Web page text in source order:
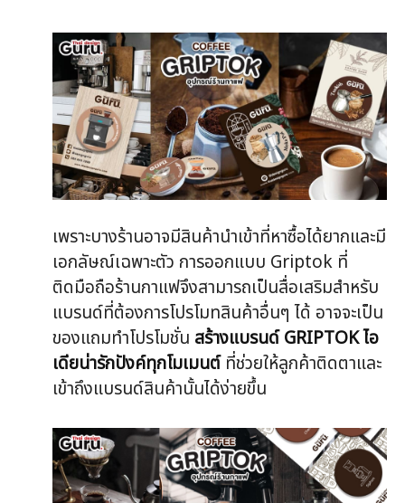
เพราะบางร้านอาจมีสินค้านำเข้าที่หาซื้อได้ยากและมี
เอกลัษณ์เฉพาะตัว การออกแบบ Griptok ที่
ติดมือถือร้านกาแฟจึงสามารถเป็นสื่อเสริมสำหรับ
แบรนด์ที่ต้องการโปรโมทสินค้าอื่นๆ ได้ อาจจะเป็น
ของแถมทำโปรโมชั่น สร้างแบรนด์ GRIPTOK ไอ
เดียน่ารักปังค์ทุกโมเมนต์ที่ช่วยให้ลูกค้าติดตาและ
เข้าถึงแบรนด์สินค้านั้นได้ง่ายขึ้น